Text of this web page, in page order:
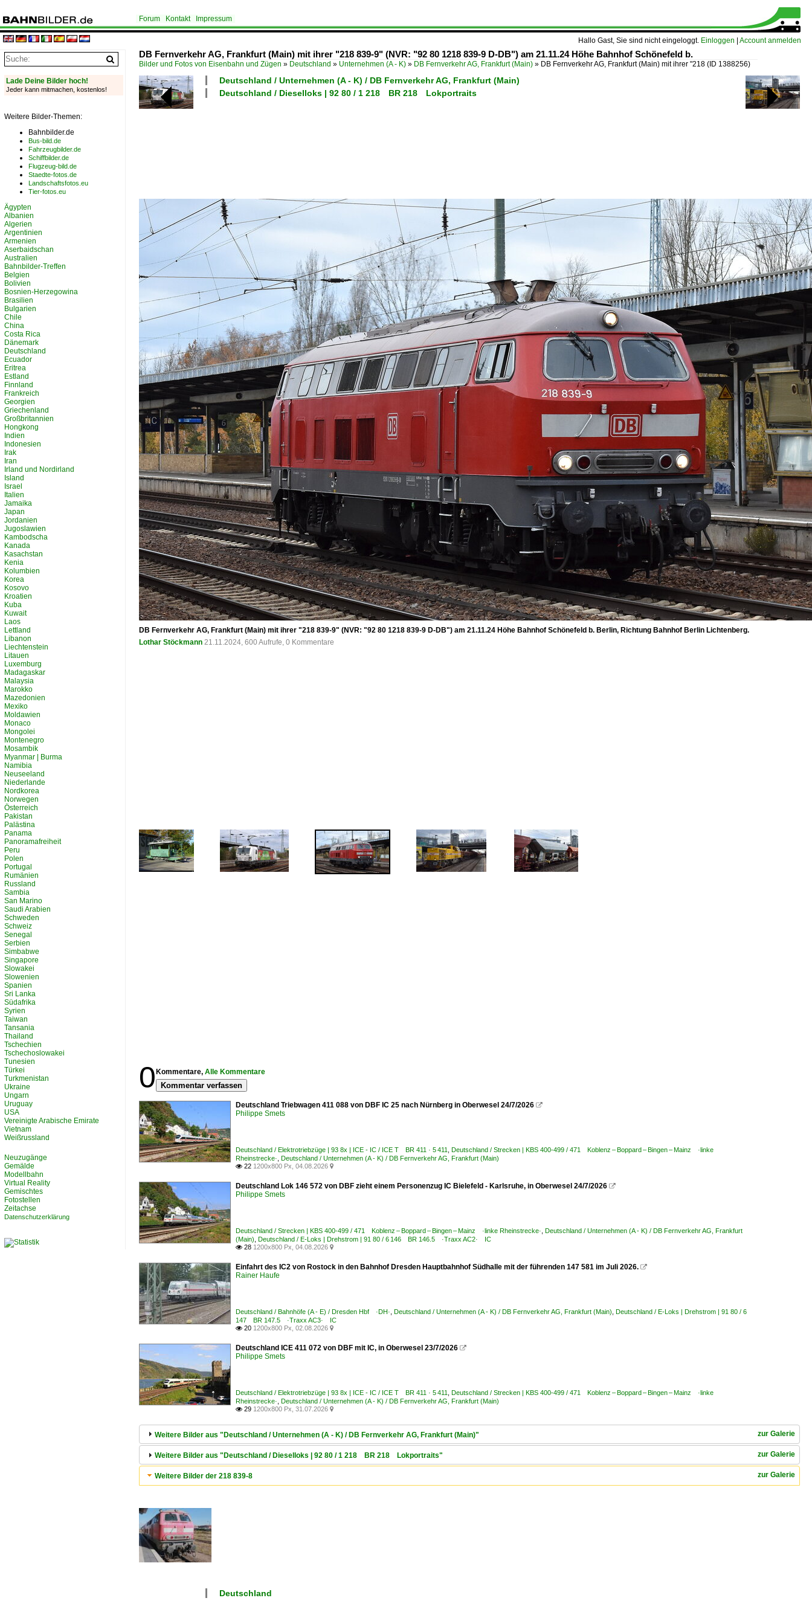
Hallo Gast, Sie sind nicht eingeloggt. Einloggen Account anmelden
Forum Kontakt Impressum
DB Fernverkehr AG, Frankfurt (Main) mit ihrer "218 839-9" (NVR: "92 80 1218 839-9 D-DB") am 21.11.24 Höhe Bahnhof Schönefeld b.
Bilder und Fotos von Eisenbahn und Zügen » Deutschland » Unternehmen (A - K) » DB Fernverkehr AG, Frankfurt (Main) » DB Fernverkehr AG, Frankfurt (Main) mit ihrer "218 (ID 1388256)
Deutschland / Unternehmen (A - K) / DB Fernverkehr AG, Frankfurt (Main)
Deutschland / Dieselloks | 92 80 / 1 218 BR 218 Lokportraits
DB Fernverkehr AG, Frankfurt (Main) mit ihrer "218 839-9" (NVR: "92 80 1218 839-9 D-DB") am 21.11.24 Höhe Bahnhof Schönefeld b. Berlin, Richtung Bahnhof Berlin Lichtenberg.
Lothar Stöckmann 21.11.2024, 600 Aufrufe, 0 Kommentare
0 Kommentare, Alle Kommentare
Kommentar verfassen
Deutschland Triebwagen 411 088 von DBF IC 25 nach Nürnberg in Oberwesel 24/7/2026 
Philippe Smets
Deutschland / Elektrotriebzüge | 93 8x | ICE - IC / ICE T BR 411 · 5 411
Deutschland / Strecken | KBS 400-499 / 471 Koblenz – Boppard – Bingen – Mainz ·linke
Rheinstrecke· Deutschland / Unternehmen (A - K) / DB Fernverkehr AG, Frankfurt (Main)
 22 1200x800 Px, 04.08.2026 
Deutschland Lok 146 572 von DBF zieht einem Personenzug IC Bielefeld - Karlsruhe, in Oberwesel 24/7/2026 
Philippe Smets
Deutschland / Strecken | KBS 400-499 / 471 Koblenz – Boppard – Bingen – Mainz ·linke Rheinstrecke· Deutschland / Unternehmen (A - K) / DB Fernverkehr AG, Frankfurt
(Main) Deutschland / E-Loks | Drehstrom | 91 80 / 6 146 BR 146.5 ·Traxx AC2· IC
 28 1200x800 Px, 04.08.2026 
Einfahrt des IC2 von Rostock in den Bahnhof Dresden Hauptbahnhof Südhalle mit der führenden 147 581 im Juli 2026. 
Rainer Haufe
Deutschland / Bahnhöfe (A - E) / Dresden Hbf ·DH· Deutschland / Unternehmen (A - K) / DB Fernverkehr AG, Frankfurt (Main) Deutschland / E-Loks | Drehstrom | 91 80 / 6
147 BR 147.5 ·Traxx AC3· IC
 20 1200x800 Px, 02.08.2026 
Deutschland ICE 411 072 von DBF mit IC, in Oberwesel 23/7/2026 
Philippe Smets
Deutschland / Elektrotriebzüge | 93 8x | ICE - IC / ICE T BR 411 · 5 411
Deutschland / Strecken | KBS 400-499 / 471 Koblenz – Boppard – Bingen – Mainz ·linke
Rheinstrecke· Deutschland / Unternehmen (A - K) / DB Fernverkehr AG, Frankfurt (Main)
 29 1200x800 Px, 31.07.2026 
zur Galerie
Weitere Bilder aus "Deutschland / Unternehmen (A - K) / DB Fernverkehr AG, Frankfurt (Main)"
zur Galerie
Weitere Bilder aus "Deutschland / Dieselloks | 92 80 / 1 218 BR 218 Lokportraits"
zur Galerie
Weitere Bilder der 218 839-8
Deutschland
Lade Deine Bilder hoch!
Jeder kann mitmachen, kostenlos!
Weitere Bilder-Themen:
Bahnbilder.de
Bus-bild.de
Fahrzeugbilder.de
Schiffbilder.de
Flugzeug-bild.de
Staedte-fotos.de
Landschaftsfotos.eu
Tier-fotos.eu
Ägypten
Albanien
Algerien
Argentinien
Armenien
Aserbaidschan
Australien
Bahnbilder-Treffen
Belgien
Bolivien
Bosnien-Herzegowina
Brasilien
Bulgarien
Chile
China
Costa Rica
Dänemark
Deutschland
Ecuador
Eritrea
Estland
Finnland
Frankreich
Georgien
Griechenland
Großbritannien
Hongkong
Indien
Indonesien
Irak
Iran
Irland und Nordirland
Island
Israel
Italien
Jamaika
Japan
Jordanien
Jugoslawien
Kambodscha
Kanada
Kasachstan
Kenia
Kolumbien
Korea
Kosovo
Kroatien
Kuba
Kuwait
Laos
Lettland
Libanon
Liechtenstein
Litauen
Luxemburg
Madagaskar
Malaysia
Marokko
Mazedonien
Mexiko
Moldawien
Monaco
Mongolei
Montenegro
Mosambik
Myanmar | Burma
Namibia
Neuseeland
Niederlande
Nordkorea
Norwegen
Österreich
Pakistan
Palästina
Panama
Panoramafreiheit
Peru
Polen
Portugal
Rumänien
Russland
Sambia
San Marino
Saudi Arabien
Schweden
Schweiz
Senegal
Serbien
Simbabwe
Singapore
Slowakei
Slowenien
Spanien
Sri Lanka
Südafrika
Syrien
Taiwan
Tansania
Thailand
Tschechien
Tschechoslowakei
Tunesien
Türkei
Turkmenistan
Ukraine
Ungarn
Uruguay
USA
Vereinigte Arabische Emirate
Vietnam
Weißrussland
Neuzugänge
Gemälde
Modellbahn
Virtual Reality
Gemischtes
Fotostellen
Zeitachse
Datenschutzerklärung